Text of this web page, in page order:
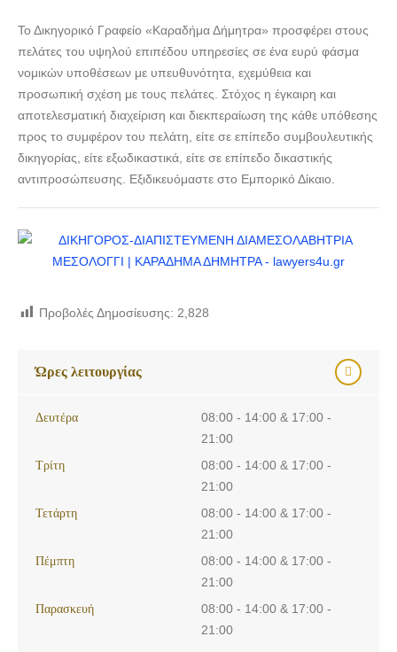
Το Δικηγορικό Γραφείο «Καραδήμα Δήμητρα» προσφέρει στους
πελάτες του υψηλού επιπέδου υπηρεσίες σε ένα ευρύ φάσμα
νομικών υποθέσεων με υπευθυνότητα, εχεμύθεια και
προσωπική σχέση με τους πελάτες. Στόχος η έγκαιρη και
αποτελεσματική διαχείριση και διεκπεραίωση της κάθε υπόθεσης
προς το συμφέρον του πελάτη, είτε σε επίπεδο συμβουλευτικής
δικηγορίας, είτε εξωδικαστικά, είτε σε επίπεδο δικαστικής
αντιπροσώπευσης. Εξιδικευόμαστε στο Εμπορικό Δίκαιο.
Προβολές Δημοσίευσης: 2,828
Ώρες λειτουργίας
Δευτέρα
08:00 - 14:00 & 17:00 -
21:00
Τρίτη
08:00 - 14:00 & 17:00 -
21:00
Τετάρτη
08:00 - 14:00 & 17:00 -
21:00
Πέμπτη
08:00 - 14:00 & 17:00 -
21:00
Παρασκευή
08:00 - 14:00 & 17:00 -
21:00